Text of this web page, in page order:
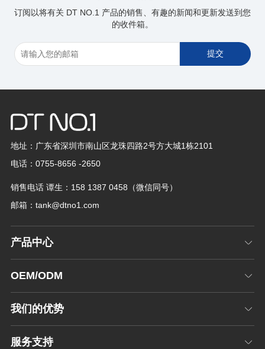
订阅以将有关 DT NO.1 产品的销售、有趣的新闻和更新发送到您
的收件箱。
地址：广东省深圳市南山区龙珠四路2号方大城1栋2101
电话：0755-8656 -2650
销售电话 谭生：158 1387 0458（微信同号）
邮箱： tank@dtno1.com
产品中心
OEM/ODM
我们的优势
服务支持